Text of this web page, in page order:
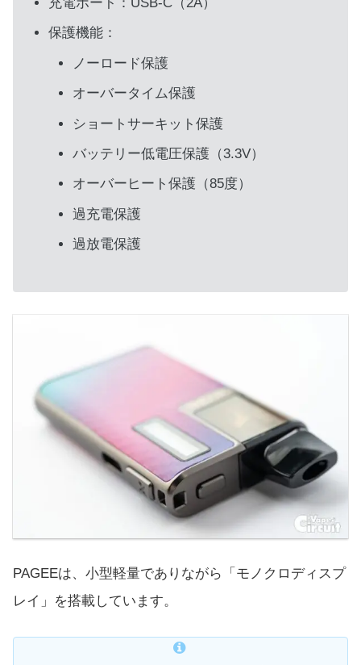
保護機能：
ノーロード保護
オーバータイム保護
ショートサーキット保護
バッテリー低電圧保護（3.3V）
オーバーヒート保護（85度）
過充電保護
過放電保護
PAGEEは、小型軽量でありながら「モノクロディスプ
レイ」を搭載しています。